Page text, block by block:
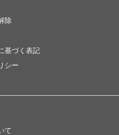
除
基づく表記
シー
て